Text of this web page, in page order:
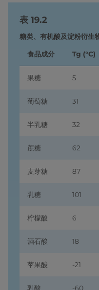
表 19.2
糖类、有机酸及淀粉衍生
食品成分
Tg (°C)
果糖 5
葡萄糖 31
半乳糖 32
蔗糖 62
麦芽糖 87
乳糖 101
柠檬酸 6
酒石酸 18
苹果酸 -21
乳酸 -60